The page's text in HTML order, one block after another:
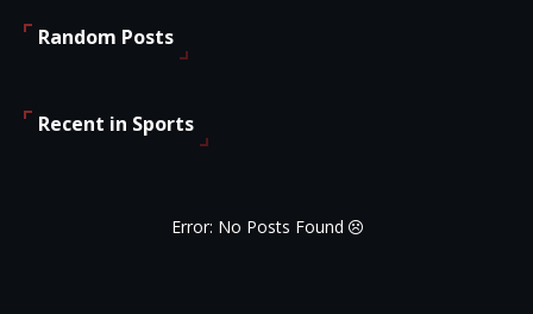
Random Posts
Recent in Sports
Error: No Posts Found